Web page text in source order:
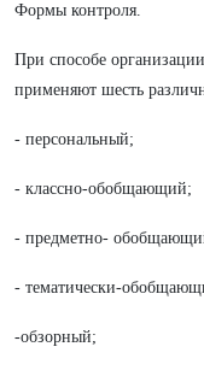
Формы контроля.
При способе
применяют шесть
- персональный;
- классно-обобщающий;
- предметно-
- тематически-
-обзорный;